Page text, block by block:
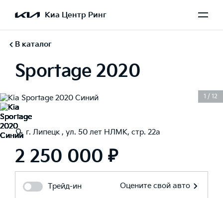
Киа Центр Ринг
В каталог
Sportage 2020
1 / 12
г. Липецк , ул. 50 лет НЛМК, стр. 22а
2 250 000 ₽
Трейд-ин Оцените свой авто